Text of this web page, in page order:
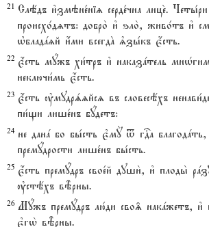
21 Слёдъ и3змэне1ніz серде1чна лице2.
происхо1дzтъ: добро2 и3 ѕло2, живо1тъ и3
њбладazй и4ми всегдA љзы1къ є4сть.
22 є4сть мyжъ хи1тръ и3 наказaтель
неключи1мь є4сть.
23 є4сть ўмудрszйсz въ словесёхъ
пи1щи лише1нъ бyдетъ:
24 не данa бо бы1сть є3мY t гDа
премyдрости лише1нъ бы1сть.
25 є4сть премyдръ свое1й души2, и3 плоды2
ўстёхъ вBрны.
26 Мyжъ премyдръ лю1ди сво‰ накaжетъ, и3
є3гw2 вBрны.